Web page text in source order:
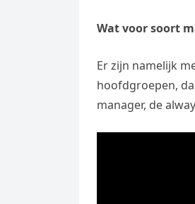
Wat voor soort
Er zijn namelijk
hoofdgroepen,
manager, de